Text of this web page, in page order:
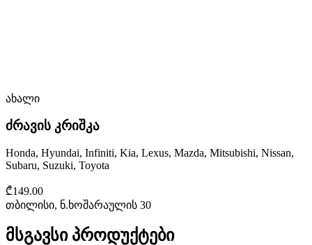
ახალი
ძრავის კრიშკა
Honda, Hyundai, Infiniti, Kia, Lexus, Mazda, Mitsubishi, Nissan,
Subaru, Suzuki, Toyota
₾149.00
თბილისი, ნ.ხოშარაულის 30
მსგავსი პროდუქტები